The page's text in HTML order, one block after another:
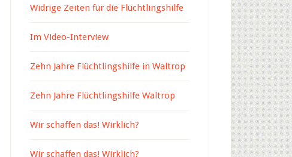
Widrige Zeiten für die Flüchtlingshilfe
Im Video-Interview
Zehn Jahre Flüchtlingshilfe in Waltrop
Zehn Jahre Flüchtlingshilfe Waltrop
Wir schaffen das! Wirklich?
Wir schaffen das! Wirklich?